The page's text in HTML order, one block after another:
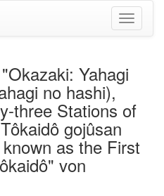
Yahagi
no hashi),
three Stations of
gojûsan
as the First
von